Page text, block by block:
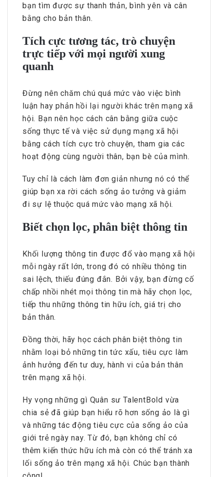
bạn tìm được sự thanh thản, bình yên và cân
bằng cho bản thân.
Tích cực tương tác, trò chuyện
trực tiếp với mọi người xung
quanh
Đừng nên chăm chú quá mức vào việc bình
luận hay phản hồi lại người khác trên mạng xã
hội. Bạn nên học cách cân bằng giữa cuộc
sống thực tế và việc sử dụng mạng xã hội
bằng cách tích cực trò chuyện, tham gia các
hoạt động cùng người thân, bạn bè của mình.
Tuy chỉ là cách làm đơn giản nhưng nó có thể
giúp bạn xa rời cách sống ảo tưởng và giảm
đi sự lệ thuộc quá mức vào mạng xã hội.
Biết chọn lọc, phân biệt thông tin
Khối lượng thông tin được đổ vào mạng xã hội
mỗi ngày rất lớn, trong đó có nhiều thông tin
sai lệch, thiếu đúng đắn. Bởi vậy, bạn đừng cố
chấp nhồi nhét mọi thông tin mà hãy chọn lọc,
tiếp thu những thông tin hữu ích, giá trị cho
bản thân.
Đồng thời, hãy học cách phân biệt thông tin
nhằm loại bỏ những tin tức xấu, tiêu cực làm
ảnh hưởng đến tư duy, hành vi của bản thân
trên mạng xã hội.
Hy vọng những gì Quân sư TalentBold vừa
chia sẻ đã giúp bạn hiểu rõ hơn sống ảo là gì
và những tác động tiêu cực của sống ảo của
giới trẻ ngày nay. Từ đó, bạn không chỉ có
thêm kiến thức hữu ích mà còn có thể tránh xa
lối sống ảo trên mạng xã hội. Chúc bạn thành